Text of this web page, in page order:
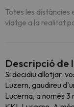
Totes les distàncies
viatge a la realitat
Descripció
Si decidiu allotjar-
Luzern, gaudireu
Lucerna, a només 3